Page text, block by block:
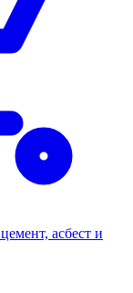
асбест и